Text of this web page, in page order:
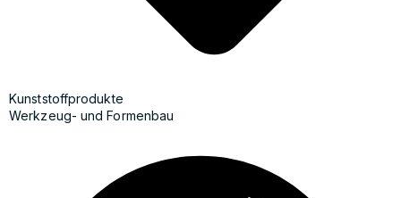
Kunststoffprodukte
Werkzeug- und Formenbau